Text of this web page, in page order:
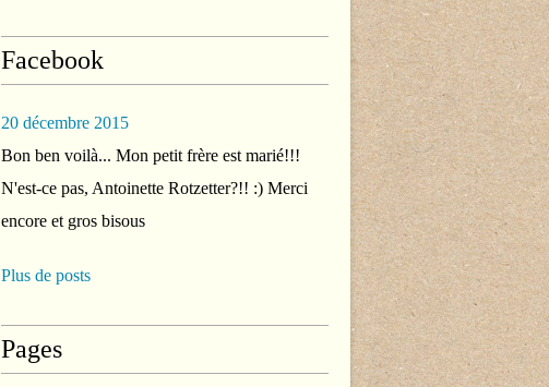
Facebook
20 décembre 2015
Bon ben voilà... Mon petit frère est marié!!!
N'est-ce pas, Antoinette Rotzetter?!! :) Merci
encore et gros bisous
Plus de posts
Pages